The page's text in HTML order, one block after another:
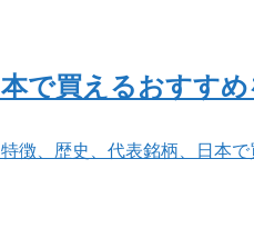
で買えるおすす
徴、歴史、代表銘柄、日本